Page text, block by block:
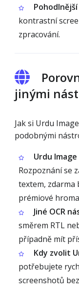
kontrastní
zpracování.
jinými
Jak si Urdu
podobnými
Urdu
Rozpoznání se
textem, zdarma
prémiové
Jiné OCR
směrem RTL
případně mít
Kdy zvolit
potřebujete
screenshotů